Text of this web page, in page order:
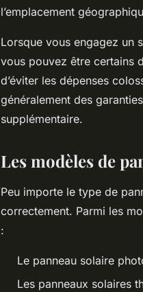
l’emplacement
Lorsque vous engagez un
vous pouvez être certains
d’éviter les dépenses
généralement des
supplémentaire.
Les modèles de
Peu importe le type de
correctement. Parmi les
:
Le panneau solaire
Les panneaux solaires